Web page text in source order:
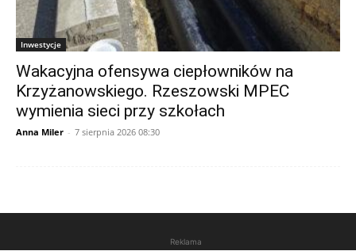
Inwestycje
Wakacyjna ofensywa ciepłowników na
Krzyżanowskiego. Rzeszowski MPEC
wymienia sieci przy szkołach
Anna Miler - 7 sierpnia 2026 08:30
Reklama